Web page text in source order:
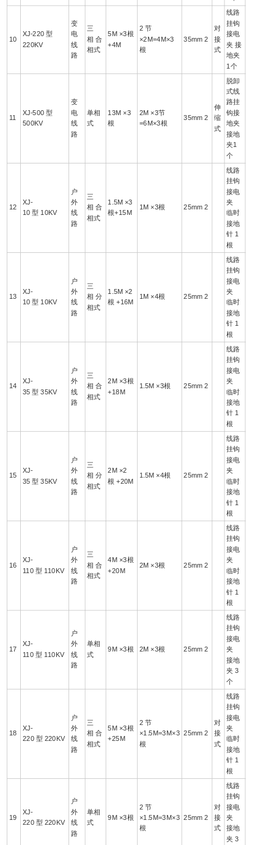
10
XJ-220 型
220KV
变
电
线
路
三
相 合
相式
5M ×3根
+4M
2 节
×2M=4M×3
根
35mm 2
对
接
式
线路
挂钩
接电
夹 接
地夹
1个
11
XJ-500 型
500KV
变
电
线
路
单相
式
13M ×3
根
2M ×3节
=6M×3根
35mm 2
伸
缩
式
脱卸
式线
路挂
钩接
地夹
接地
夹1
个
12
XJ-
10 型 10KV
户
外
线
路
三
相 合
相式
1.5M ×3
根+15M
1M ×3根 25mm 2
线路
挂钩
接电
夹
临时
接地
针 1
根
13
XJ-
10 型 10KV
户
外
线
路
三
相 分
相式
1.5M ×2
根 +16M
1M ×4根 25mm 2
线路
挂钩
接电
夹
临时
接地
针 1
根
14
XJ-
35 型 35KV
户
外
线
路
三
相 合
相式
2M ×3根
+18M
1.5M ×3根 25mm 2
线路
挂钩
接电
夹
临时
接地
针 1
根
15
XJ-
35 型 35KV
户
外
线
路
三
相 分
相式
2M ×2
根 +20M
1.5M ×4根 25mm 2
线路
挂钩
接电
夹
临时
接地
针 1
根
16
XJ-
110 型 110KV
户
外
线
路
三
相 合
相式
4M ×3根
+20M
2M ×3根 25mm 2
线路
挂钩
接电
夹
临时
接地
针 1
根
17
XJ-
110 型 110KV
户
外
线
路
单相
式
9M ×3根 2M ×3根 25mm 2
线路
挂钩
接电
夹
接地
夹 3
个
18
XJ-
220 型 220KV
户
外
线
路
三
相 合
相式
5M ×3根
+25M
2 节
×1.5M=3M×3
根
25mm 2
对
接
式
线路
挂钩
接电
夹
临时
接地
针 1
根
19
XJ-
220 型 220KV
户
外
线
路
单相
式
9M ×3根
2 节
×1.5M=3M×3
根
25mm 2
对
接
式
线路
挂钩
接电
夹
接地
夹 3